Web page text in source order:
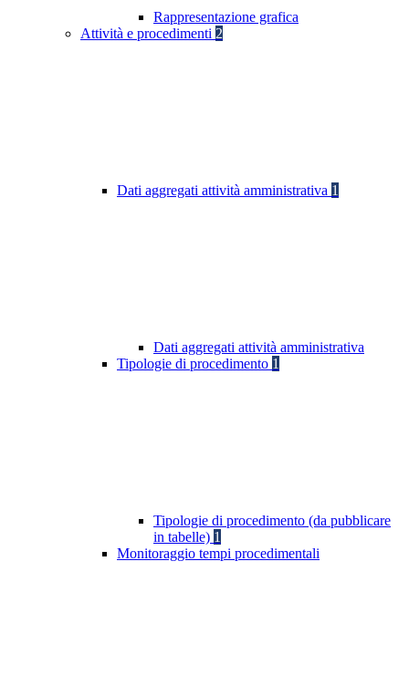
Rappresentazione grafica
Attività e procedimenti 2
Dati aggregati attività amministrativa 1
Dati aggregati attività amministrativa
Tipologie di procedimento 1
Tipologie di procedimento (da pubblicare
in tabelle) 1
Monitoraggio tempi procedimentali